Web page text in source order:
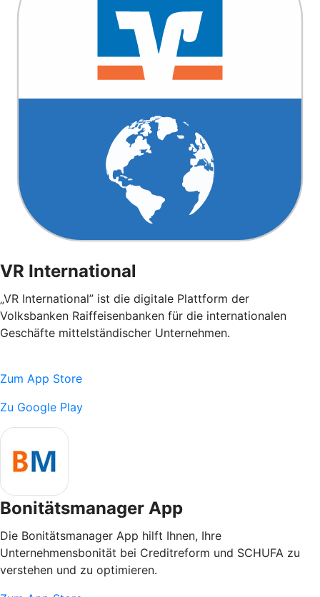
VR International
„VR International” ist die digitale Plattform der
Volksbanken Raiffeisenbanken für die internationalen
Geschäfte mittelständischer Unternehmen.
Zum App Store
Zu Google Play
Bonitätsmanager App
Die Bonitätsmanager App hilft Ihnen, Ihre
Unternehmensbonität bei Creditreform und SCHUFA zu
verstehen und zu optimieren.